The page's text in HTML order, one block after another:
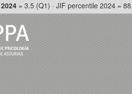
= 3.5 (Q1) · JIF percentile 2024 =